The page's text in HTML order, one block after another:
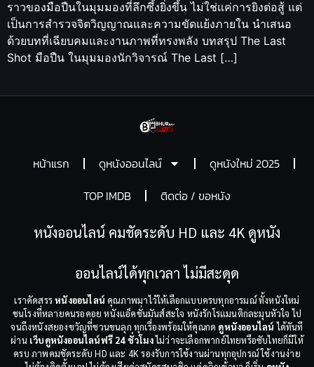
ราวของมือปืนในมุมมองที่ลึกซึ้งยิ่งขึ้น ไม่ใช่แค่การยิงต่อสู้ แต่
เป็นการสำรวจจิตวิญญาณและความขัดแย้งภายใน นำเสนอ
ด้วยบทที่เฉียบคมและงานภาพที่ทรงพลัง บทสรุป The Last
Shot มือปืน ในมุมมองนักวิจารณ์ The Last […]
หน้าแรก ดูหนังออนไลน์
ดูหนังใหม่ 2025
TOP IMDB
ติดต่อ / ขอหนัง
หนังออนไลน์ คมชัดระดับ HD และ 4K ดูหนัง
ออนไลน์ได้ทุกเวลา ไม่มีสะดุด
เราคัดสรรหนังออนไลน์ คุณภาพมาไว้ให้เลือกแบบครบทุกอารมณ์ ทั้งหนังใหม่
ชนโรงที่หลายคนรอคอย หนังแอ็คชั่นมันส์สะใจ หนังรักโรแมนติกละมุนหัวใจ ไป
จนถึงหนังสยองขวัญที่ชวนขนลุก ทุกเรื่องพร้อมให้คุณกด ดูหนังออนไลน์ ได้ทันที
ผ่าน เว็บดูหนังออนไลน์ฟรี 24 ชั่วโมงไม่ว่าจะเลือกพากย์ไทยหรือซับไทยก็มีให้
ครบ ภาพคมชัดระดับ HD และ 4K รองรับการใช้งานผ่านทุกอุปกรณ์ ใช้งานง่าย